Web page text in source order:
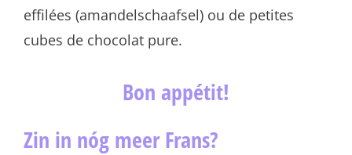
effilées (amandelschaafsel) ou de petites
cubes de chocolat pure.
Bon appétit!
Zin in nóg meer Frans?